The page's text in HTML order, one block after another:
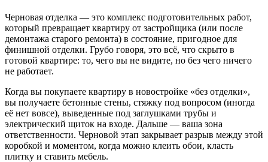
Черновая отделка — это комплекс подготовительных работ,
который превращает квартиру от застройщика (или после
демонтажа старого ремонта) в состояние, пригодное для
финишной отделки. Грубо говоря, это всё, что скрыто в
готовой квартире: то, чего вы не видите, но без чего ничего
не работает.
Когда вы покупаете квартиру в новостройке «без отделки»,
вы получаете бетонные стены, стяжку под вопросом (иногда
её нет вовсе), выведенные под заглушками трубы и
электрический щиток на входе. Дальше — ваша зона
ответственности. Черновой этап закрывает разрыв между этой
коробкой и моментом, когда можно клеить обои, класть
плитку и ставить мебель.